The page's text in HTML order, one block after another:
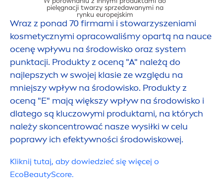
WPŁYW NA
pielęgnacji twarzy sprzedawanymi na
rynku europejskim
Wraz z ponad 70 firmami i stowarzyszeniami
kosmetycznymi opracowaliśmy opartą na nauce
ocenę wpływu na środowisko oraz system
punktacji. Produkty z oceną "A" należą do
najlepszych w swojej klasie ze względu na
mniejszy wpływ na środowisko. Produkty z
oceną "E" mają większy wpływ na środowisko i
dlatego są kluczowymi produktami, na których
należy skoncentrować nasze wysiłki w celu
poprawy ich efektywności środowiskowej.
Kliknij tutaj, aby dowiedzieć się więcej o
EcoBeautyScore.